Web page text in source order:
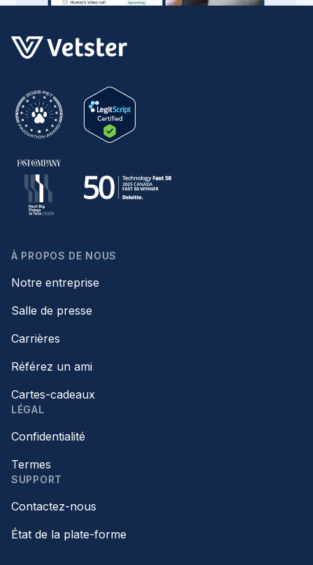
À PROPOS DE NOUS
Notre entreprise
Salle de presse
Carrières
Référez un ami
Cartes-cadeaux
LÉGAL
Confidentialité
Termes
SUPPORT
Contactez-nous
État de la plate-forme